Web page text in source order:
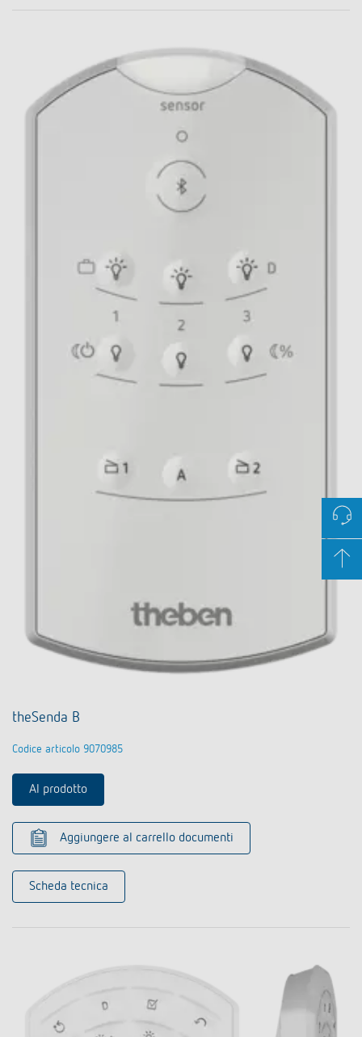
theSenda B
Codice articolo 9070985
Al prodotto
Aggiungere al carrello documenti
Scheda tecnica